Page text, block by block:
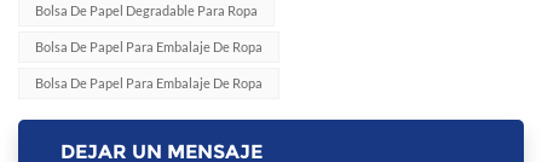
Bolsa De Papel Degradable Para Ropa
Bolsa De Papel Para Embalaje De Ropa
Bolsa De Papel Para Embalaje De Ropa
DEJAR UN MENSAJE